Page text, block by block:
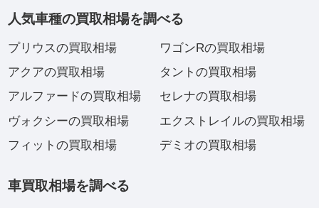
人気車種の買取相場を調べる
プリウスの買取相場
アクアの買取相場
アルファードの買取相場
ヴォクシーの買取相場
フィットの買取相場
ワゴンRの買取相場
タントの買取相場
セレナの買取相場
エクストレイルの買取相場
デミオの買取相場
車買取相場を調べる